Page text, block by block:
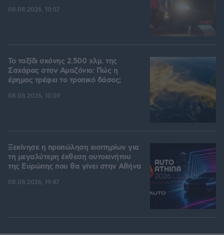
08.08.2026, 10:57
Το ταξίδι σκόνης 2.500 χλμ. της
Σαχάρας στον Αμαζόνιο: Πώς η
έρημος τρέφει το τροπικό δάσος;
08.08.2026, 10:59
Ξεκίνησε η προπώληση εισιτηρίων για
τη μεγαλύτερη έκθεση αυτοκινήτου
της Ευρώπης που θα γίνει στην Αθήνα
08.08.2026, 19:47